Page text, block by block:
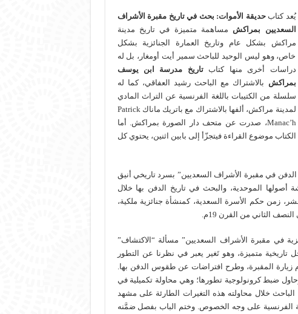
يُعد كتابحديقة الأموات: بحث في تاريخ مقبرة الأشراف
السعديين بمراكش مساهمة متميزة في تاريخ مدينة
مراكش بشكل عام وتاريخ العمارة الجنائزية بشكل
خاص، وهو ليس الوحيد للباحث سمير أيت أومغار، بل له
دراسات أخرى منها كتابتاريخ مدرسة ابن يوسف
بمراكش بالاشتراك مع الباحث رشيد العفاقي، كما له
سلسلة من الكتيبات باللغة الفرنسية عن التراث المادي
لمدينة مراكش، ألفها بالاشتراك مع باتريك ماناك Patrick
Manac’h، صدرت عن متحف دار الصورة بمراكش. أما
الكتاب موضوع القراءة فيتجزّأ إلى بابين اثنين، يحتوي كل
في مقبرة الأشراف السعديين” بسرد تاريخي أنيق
أصولها الموحدية، والبحث في تاريخ الدفن بها خلال
زمن حكم الأسرة السعدية، كمنشأة جنائزية ملكية،
الثاني من القرن 19م.
في مقبرة الأشراف السعديين” مسألة “الاكتشاف”
عبر مراحل تاريخية متميزة، وهو تَغير يعبر في نظرنا عن التطور
زيارة المقبرة، وطرح افتراضات عن طقوس الدفن بها.
وحاول ضبط كرونولوجية تطورها؛ وهي محاولة تكميلية في
الباحث خلال محاولته هذه التغيرات الطارئة على مشهد
الفرنسية على وجه الخصوص. وختم الباب بفصل ضمَّنه